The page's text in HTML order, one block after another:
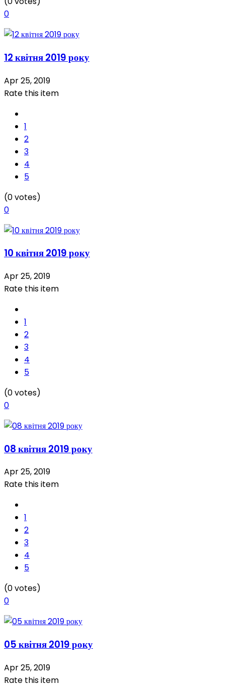
0
12 квітня 2019 року
Apr 25, 2019
Rate this item
1
2
3
4
5
(0 votes)
0
10 квітня 2019 року
Apr 25, 2019
Rate this item
1
2
3
4
5
(0 votes)
0
08 квітня 2019 року
Apr 25, 2019
Rate this item
1
2
3
4
5
(0 votes)
0
05 квітня 2019 року
Apr 25, 2019
Rate this item